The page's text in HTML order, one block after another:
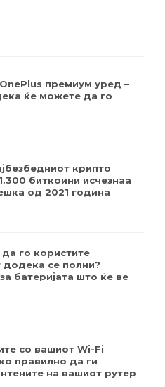
премиум уред –
ќе можете да го
крипто
биткоини исчезнаа
од 2021 година
го користите
се полни?
батеријата што ќе ве
со вашиот Wi-Fi
правилно да ги
на вашиот рутер